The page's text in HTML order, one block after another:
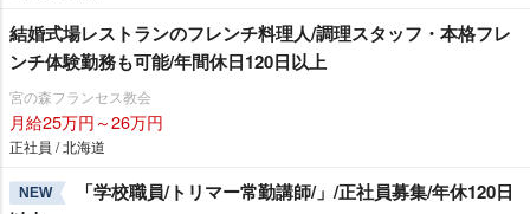
結婚式場レストランのフレンチ料理人/調理スタッフ・本格フレ
ンチ体験勤務も可能/年間休日120日以上
宮の森フランセス教会
月給25万円～26万円
正社員 / 北海道
NEW
「学校職員/トリマー常勤講師/」/正社員募集/年休120日